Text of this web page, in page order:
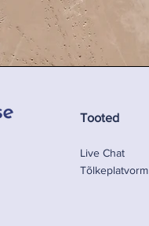
Tooted
Live Chat
Tõlkeplatvorm